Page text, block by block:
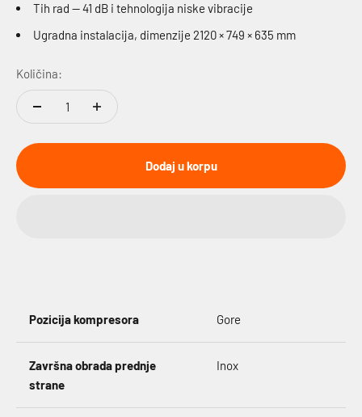
Tih rad — 41 dB i tehnologija niske vibracije
Ugradna instalacija, dimenzije 2120 × 749 × 635 mm
Količina:
Dodaj u korpu
Pozicija kompresora Gore
Završna obrada prednje
strane
Inox